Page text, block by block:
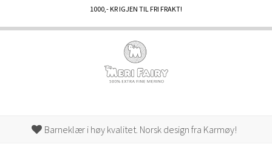
1000,- KR IGJEN TIL FRI FRAKT!
Barneklær i høy kvalitet. Norsk design fra Karmøy!